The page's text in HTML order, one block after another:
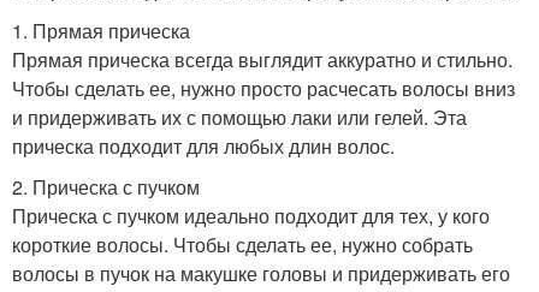
1. Прямая прическа
Прямая прическа всегда выглядит аккуратно и стильно.
Чтобы сделать ее, нужно просто расчесать волосы вниз
и придерживать их с помощью лаки или гелей. Эта
прическа подходит для любых длин волос.
2. Прическа с пучком
Прическа с пучком идеально подходит для тех, у кого
короткие волосы. Чтобы сделать ее, нужно собрать
волосы в пучок на макушке головы и придерживать его